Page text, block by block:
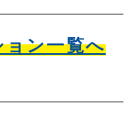
ョン一覧へ